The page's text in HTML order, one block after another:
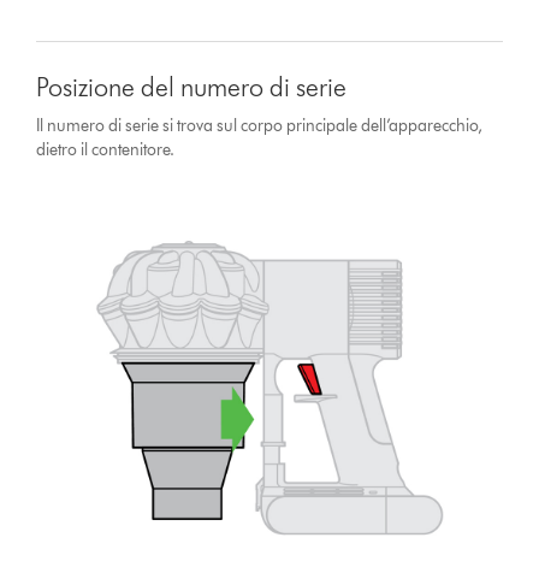
Posizione del numero di serie
Il numero di serie si trova sul corpo principale dell’apparecchio,
dietro il contenitore.